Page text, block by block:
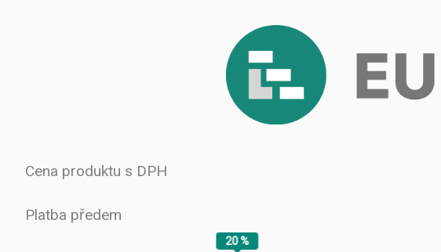
Cena produktu s DPH
Platba předem
20 %